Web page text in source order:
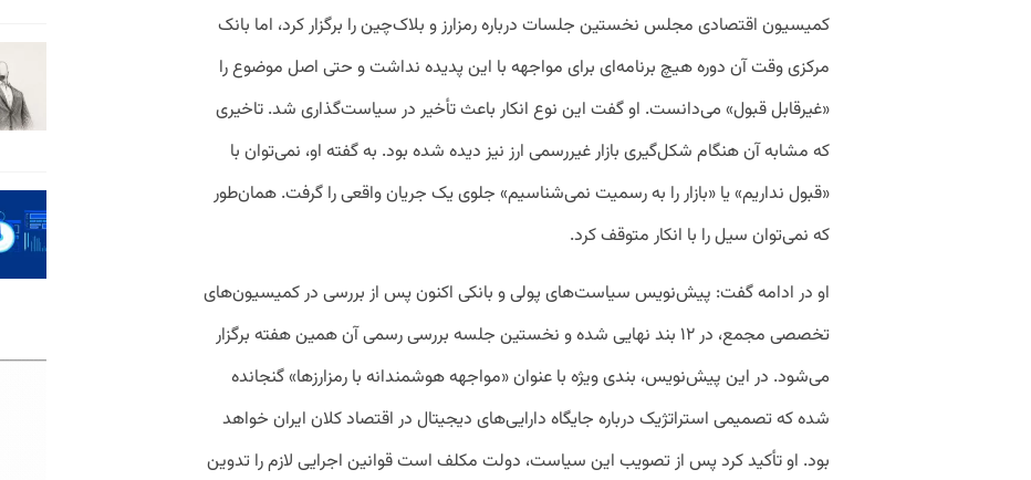
کمیسیون اقتصادی مجلس نخستین جلسات درباره رمزارز و بلاک‌چین را برگزار کرد، اما بانک
مرکزی وقت آن دوره هیچ برنامه‌ای برای مواجهه با این پدیده نداشت و حتی اصل موضوع را
«غیرقابل‌ قبول» می‌دانست. او گفت این نوع انکار باعث تأخیر در سیاست‌گذاری شد. تاخیری
که مشابه آن هنگام شکل‌گیری بازار غیررسمی ارز نیز دیده شده بود. به گفته او، نمی‌توان با
«قبول نداریم» یا «بازار را به رسمیت نمی‌شناسیم» جلوی یک جریان واقعی را گرفت. همان‌طور
که نمی‌توان سیل را با انکار متوقف کرد.
او در ادامه گفت: پیش‌نویس سیاست‌های پولی و بانکی اکنون پس از بررسی در کمیسیون‌های
تخصصی مجمع، در ۱۲ بند نهایی شده و نخستین جلسه بررسی رسمی آن همین هفته برگزار
می‌شود. در این پیش‌نویس، بندی ویژه با عنوان «مواجهه هوشمندانه با رمزارزها» گنجانده
شده که تصمیمی استراتژیک درباره جایگاه دارایی‌های دیجیتال در اقتصاد کلان ایران خواهد
بود. او تأکید کرد پس از تصویب این سیاست، دولت مکلف است قوانین اجرایی لازم را تدوین